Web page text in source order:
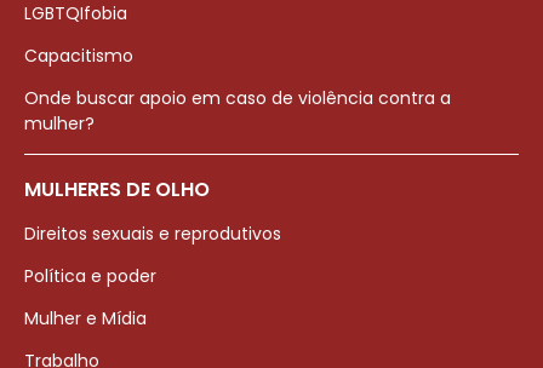
LGBTQIfobia
Capacitismo
Onde buscar apoio em caso de violência contra a
mulher?
MULHERES DE OLHO
Direitos sexuais e reprodutivos
Política e poder
Mulher e Mídia
Trabalho